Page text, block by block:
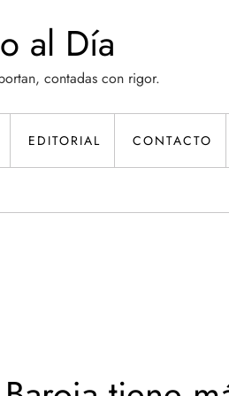
al Día
contadas con rigor.
EDITORIAL CONTACTO